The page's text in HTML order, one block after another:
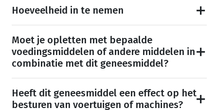
Hoeveelheid in te nemen
Moet je opletten met bepaalde
voedingsmiddelen of andere middelen in
combinatie met dit geneesmiddel?
Heeft dit geneesmiddel een effect op het
besturen van voertuigen of machines?